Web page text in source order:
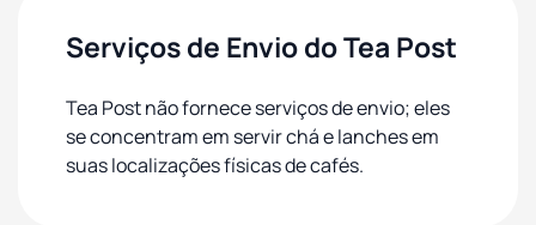
Serviços de Envio do Tea Post
Tea Post não fornece serviços de envio; eles
se concentram em servir chá e lanches em
suas localizações físicas de cafés.